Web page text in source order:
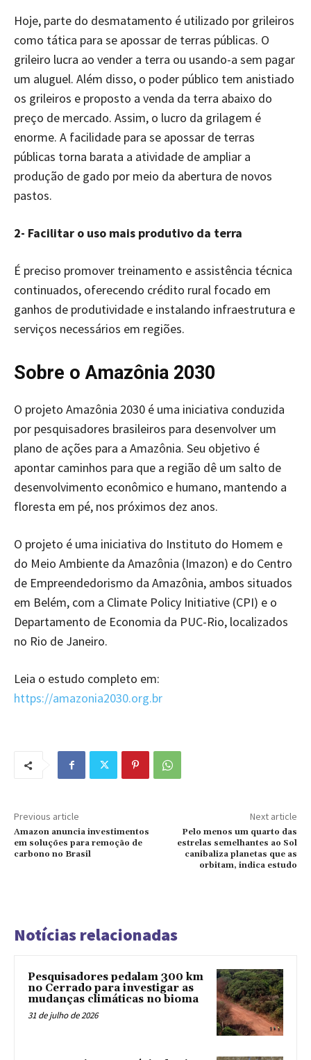
Hoje, parte do desmatamento é utilizado por grileiros
como tática para se apossar de terras públicas. O
grileiro lucra ao vender a terra ou usando-a sem pagar
um aluguel. Além disso, o poder público tem anistiado
os grileiros e proposto a venda da terra abaixo do
preço de mercado. Assim, o lucro da grilagem é
enorme. A facilidade para se apossar de terras
públicas torna barata a atividade de ampliar a
produção de gado por meio da abertura de novos
pastos.
2- Facilitar o uso mais produtivo da terra
É preciso promover treinamento e assistência técnica
continuados, oferecendo crédito rural focado em
ganhos de produtividade e instalando infraestrutura e
serviços necessários em regiões.
Sobre o Amazônia 2030
O projeto Amazônia 2030 é uma iniciativa conduzida
por pesquisadores brasileiros para desenvolver um
plano de ações para a Amazônia. Seu objetivo é
apontar caminhos para que a região dê um salto de
desenvolvimento econômico e humano, mantendo a
floresta em pé, nos próximos dez anos.
O projeto é uma iniciativa do Instituto do Homem e
do Meio Ambiente da Amazônia (Imazon) e do Centro
de Empreendedorismo da Amazônia, ambos situados
em Belém, com a Climate Policy Initiative (CPI) e o
Departamento de Economia da PUC-Rio, localizados
no Rio de Janeiro.
Leia o estudo completo em:
https://amazonia2030.org.br
Previous article
Amazon anuncia investimentos
em soluções para remoção de
carbono no Brasil
Next article
Pelo menos um quarto das
estrelas semelhantes ao Sol
canibaliza planetas que as
orbitam, indica estudo
Notícias relacionadas
Pesquisadores pedalam 300 km
no Cerrado para investigar as
mudanças climáticas no bioma
31 de julho de 2026